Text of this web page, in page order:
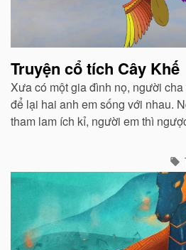
Truyện cổ tích Cây Khế
Xưa có một gia đình nọ, người
để lại hai anh em sống với nhau.
tham lam ích kỉ, người em thì